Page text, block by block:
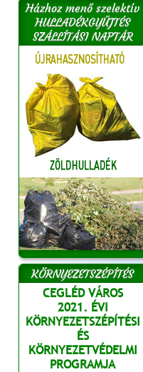
Házhoz menő szelektív
HULLADÉKGYŰJTÉS
SZÁLLÍTÁSI NAPTÁR
KÖRNYEZETSZÉPÍTÉS
CEGLÉD VÁROS
2021. ÉVI
KÖRNYEZETSZÉPÍTÉSI
ÉS
KÖRNYEZETVÉDELMI
PROGRAMJA